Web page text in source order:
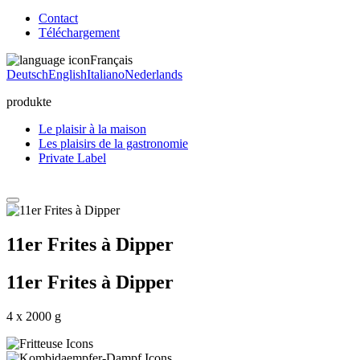
Contact
Téléchargement
Français
DeutschEnglishItalianoNederlands
produkte
Le plaisir à la maison
Les plaisirs de la gastronomie
Private Label
11er Frites à Dipper
11er Frites à Dipper
4 x 2000 g